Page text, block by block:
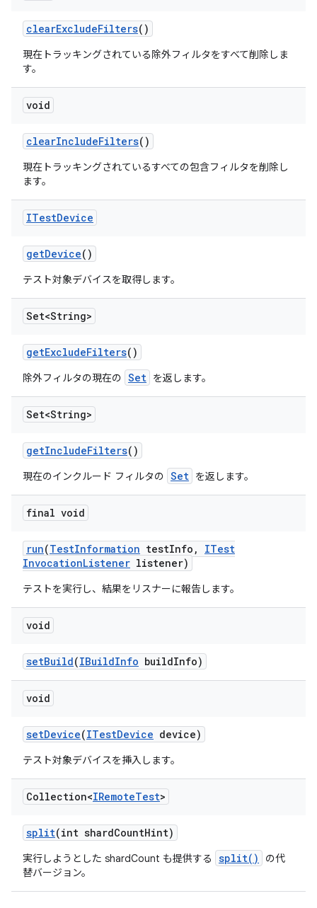
clearExcludeFilters()
現在トラッキングされている除外フィルタをすべて削除しま
す。
void
clearIncludeFilters()
現在トラッキングされているすべての包含フィルタを削除し
ます。
ITestDevice
getDevice()
テスト対象デバイスを取得します。
Set<String>
getExcludeFilters()
除外フィルタの現在の Set を返します。
Set<String>
getIncludeFilters()
現在のインクルード フィルタの Set を返します。
final void
run(TestInformation testInfo ,
ITest
InvocationListener listener)
テストを実行し、結果をリスナーに報告します。
void
setBuild(IBuildInfo buildInfo)
void
setDevice(ITestDevice device)
テスト対象デバイスを挿入します。
Collection<IRemoteTest>
split(int shardCountHint)
実行しようとした shardCount も提供する split()
の代
替バージョン。